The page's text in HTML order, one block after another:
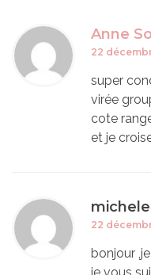
Anne
22
super
virée
cote
et je
22
bonjour